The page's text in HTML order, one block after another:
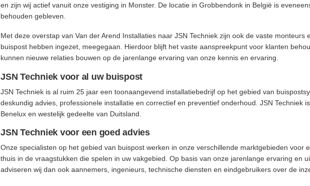
en zijn wij actief vanuit onze vestiging in Monster. De locatie in Grobbendonk in België is
behouden gebleven.
Met deze overstap van Van der Arend Installaties naar JSN Techniek zijn ook de vaste
buispost hebben ingezet, meegegaan. Hierdoor blijft het vaste aanspreekpunt voor klanten
kunnen nieuwe relaties bouwen op de jarenlange ervaring van onze kennis en ervaring.
JSN Techniek voor al uw buispost
JSN Techniek is al ruim 25 jaar een toonaangevend installatiebedrijf op het gebied van
deskundig advies, professionele installatie en correctief en preventief onderhoud. JSN Techniek
Benelux en westelijk gedeelte van Duitsland.
JSN Techniek voor een goed advies
Onze specialisten op het gebied van buispost werken in onze verschillende marktgebieden voor
thuis in de vraagstukken die spelen in uw vakgebied. Op basis van onze jarenlange ervaring en
adviseren wij dan ook aannemers, ingenieurs, technische diensten en eindgebruikers over de